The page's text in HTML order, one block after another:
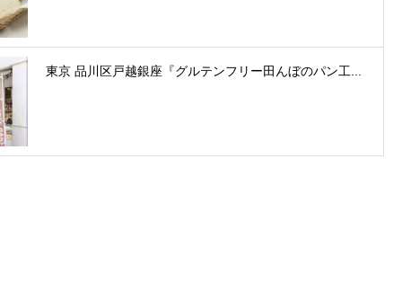
東京 品川区戸越銀座『グルテンフリー田んぼのパン工...